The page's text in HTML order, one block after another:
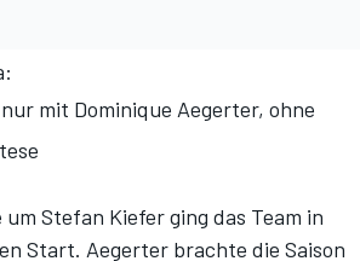
mit Dominique Aegerter, ohne
Stefan Kiefer ging das Team in
Start. Aegerter brachte die Saison